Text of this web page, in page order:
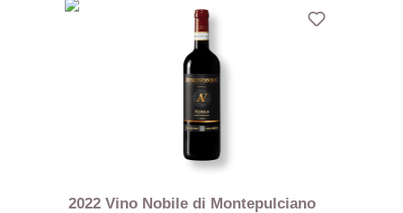
2022 Vino Nobile di Montepulciano